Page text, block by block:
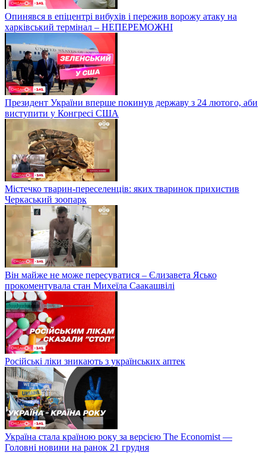
Опинявся в епіцентрі вибухів і пережив ворожу атаку на
харківський термінал – НЕПЕРЕМОЖНІ
Президент України вперше покинув державу з 24 лютого, аби
виступити у Конгресі США
Містечко тварин-переселенців: яких тваринок прихистив
Черкаський зоопарк
Він майже не може пересуватися – Єлизавета Ясько
прокоментувала стан Михеїла Саакашвілі
Російські ліки зникають з українських аптек
Україна стала країною року за версією The Economist —
Головні новини на ранок 21 грудня